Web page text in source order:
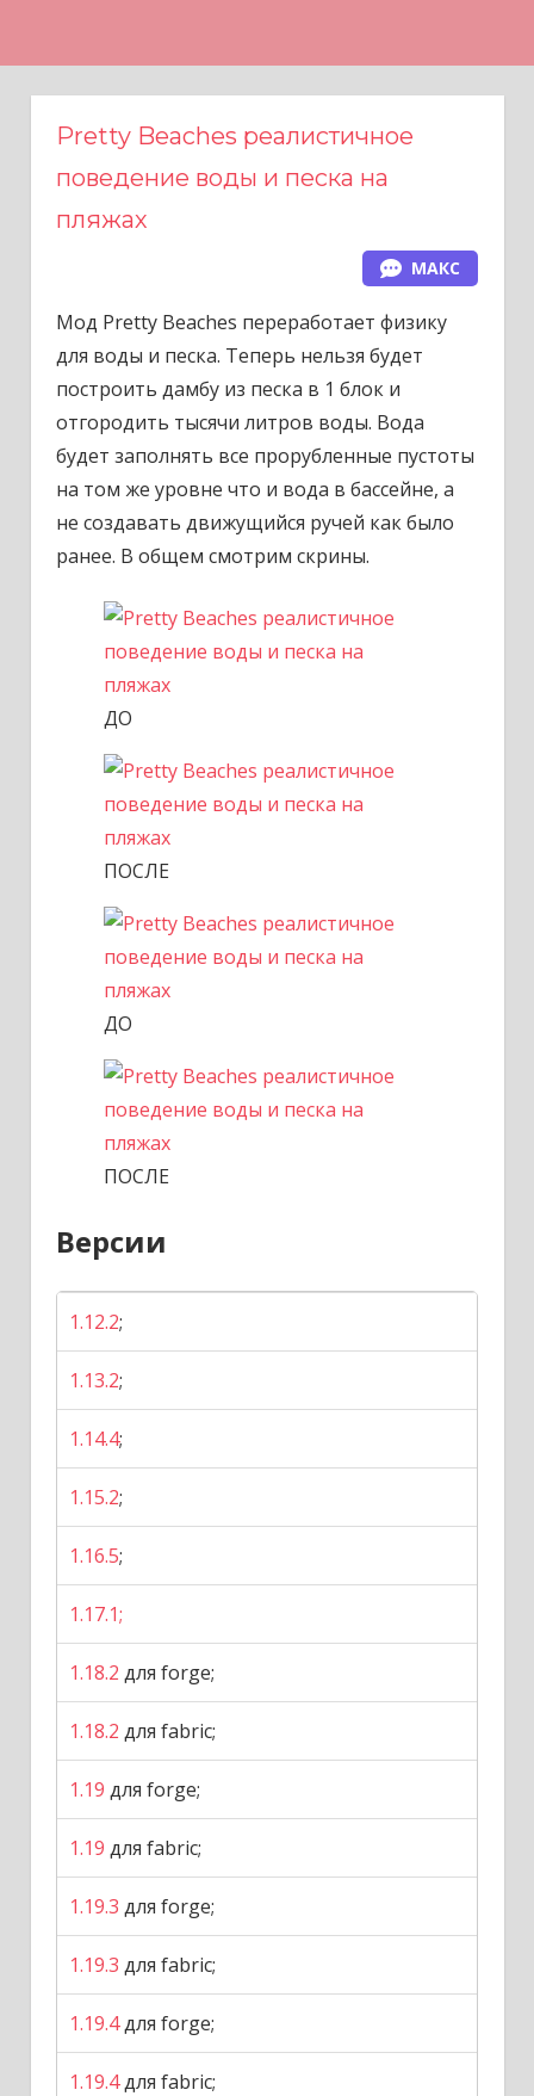
Pretty Beaches реалистичное
поведение воды и песка на
пляжах
МАКС
Мод Pretty Beaches переработает физику
для воды и песка. Теперь нельзя будет
построить дамбу из песка в 1 блок и
отгородить тысячи литров воды. Вода
будет заполнять все прорубленные пустоты
на том же уровне что и вода в бассейне, а
не создавать движущийся ручей как было
ранее. В общем смотрим скрины.
ДО
ПОСЛЕ
ДО
ПОСЛЕ
Версии
1.12.2;
1.13.2;
1.14.4;
1.15.2;
1.16.5;
1.17.1;
1.18.2 для forge;
1.18.2 для fabric;
1.19 для forge;
1.19 для fabric;
1.19.3 для forge;
1.19.3 для fabric;
1.19.4для forge;
1.19.4для fabric;